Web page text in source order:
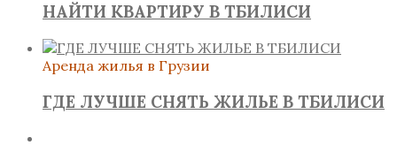
НАЙТИ КВАРТИРУ В ТБИЛИСИ
Аренда жилья в Грузии
ГДЕ ЛУЧШЕ СНЯТЬ ЖИЛЬЕ В ТБИЛИСИ